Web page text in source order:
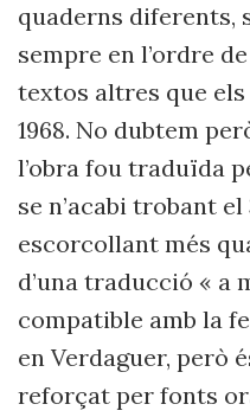
quaderns diferents,
sempre en l’ordre
textos altres que els
1968. No dubtem
l’obra fou traduïda
se n’acabi trobant
escorcollant més
d’una traducció « a
compatible amb la
en Verdaguer, però
reforçat per fonts